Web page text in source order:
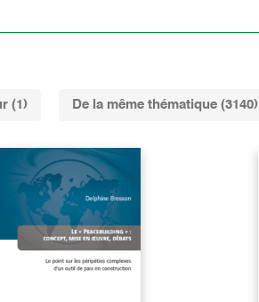
(1) De la même thématique (3140)